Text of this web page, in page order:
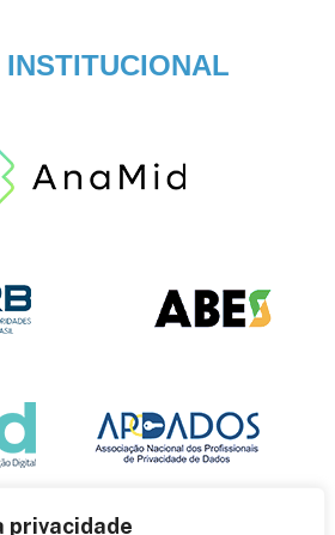
privacidade